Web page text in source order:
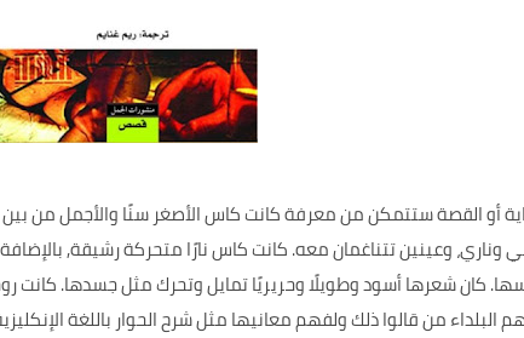
أو القصة ستتمكن من معرفة كانت كاس الأصغر سنًا والأجمل من
وناري، وعينين تتناغمان معه. كانت كاس نارًا متحركة رشيقة,
كان شعرها أسود وطويلًا وحريريًا تمايل وتحرك مثل جسدها. كانت
من قالوا ذلك ولفهم معانيها مثل شرح الحوار باللغة